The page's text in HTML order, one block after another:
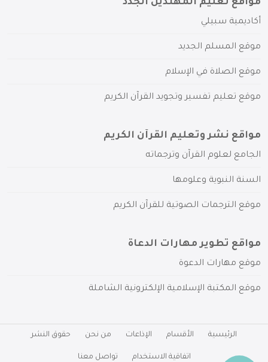
مواقع تعليم المهتدين الجدد
أكاديمية سبيلي
موقع المسلم الجديد
موقع الصلاة في الإسلام
موقع تعليم تفسير وتجويد القرآن الكريم
مواقع نشر وتعليم القرآن الكريم
الجامع لعلوم القرآن وترجماته
السنة النبوية وعلومها
موقع الترجمات الصوتية للقرآن الكريم
مواقع تطوير مهارات الدعاة
موقع مهارات الدعوة
موقع المكتبة الإسلامية الإلكترونية الشاملة
الرئيسية الأقسام الإذاعات من نحن حقوق النشر
اتفاقية الاستخدام تواصل معنا